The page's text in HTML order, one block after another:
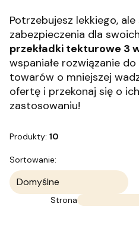
Potrzebujesz lekkiego,
zabezpieczenia dla
przekładki tekturowe 3
wspaniałe rozwiązanie
towarów o mniejszej
ofertę i przekonaj się o
zastosowaniu!
Produkty: 10
Lista produktów
Sortowanie:
Domyślne
Strona